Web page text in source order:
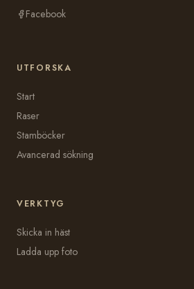
Facebook
UTFORSKA
Start
Raser
Stamböcker
Avancerad sökning
VERKTYG
Skicka in häst
Ladda upp foto